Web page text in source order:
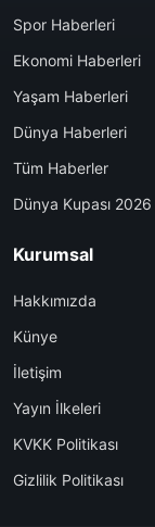
Spor Haberleri
Ekonomi Haberleri
Yaşam Haberleri
Dünya Haberleri
Tüm Haberler
Dünya Kupası 2026
Kurumsal
Hakkımızda
Künye
İletişim
Yayın İlkeleri
KVKK Politikası
Gizlilik Politikası